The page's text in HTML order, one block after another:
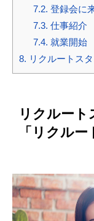
7.2. 登録会に
7.3. 仕事紹介
7.4. 就業開始
8. リクルートス
リクルー
「リクル